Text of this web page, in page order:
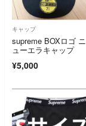
キャップ
supreme BOXロゴ ニ
ューエラキャップ
¥5,000